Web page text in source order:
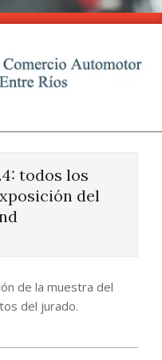
todos los
del
de la muestra del
del jurado.